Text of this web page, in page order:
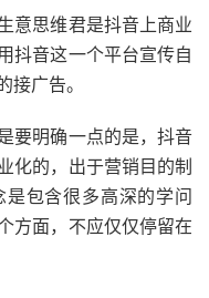
意思维君是抖音上商业
抖音这一个平台宣传自
接广告。
要明确一点的是，抖音
化的，出于营销目的制
包含很多高深的学问
方面，不应仅仅停留在